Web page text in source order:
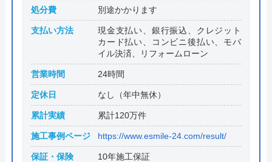
処分費 別途かかります
支払い方法
現金支払い、銀行振込、クレジット
カード払い、コンビニ後払い、モバ
イル決済、リフォームローン
営業時間 24時間
定休日 なし（年中無休）
累計実績 累計120万件
施工事例ページ https://www.esmile-24.com/result/
保証・保険 10年施工保証